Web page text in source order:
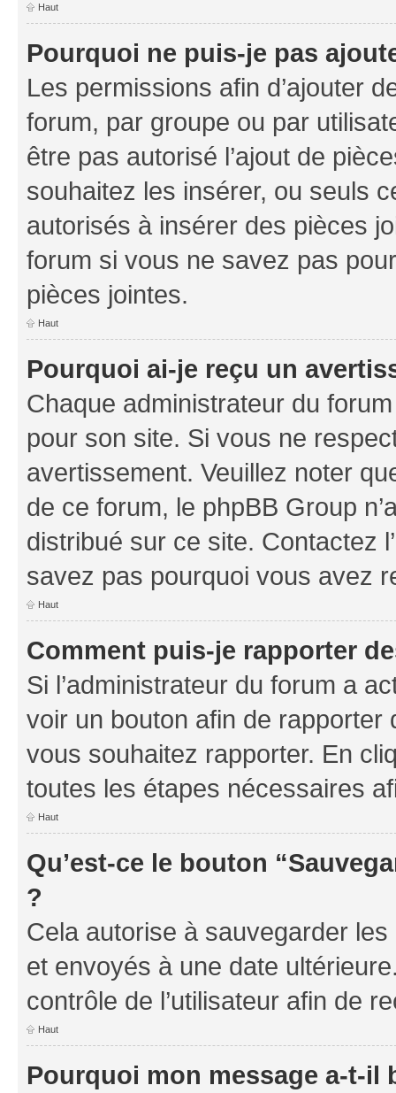
Haut
Pourquoi ne puis-je pas
Les permissions afin d’ajouter
forum, par groupe ou par
être pas autorisé l’ajout de
souhaitez les insérer, ou seuls
autorisés à insérer des pièces
forum si vous ne savez pas
pièces jointes.
Haut
Pourquoi ai-je reçu un
Chaque administrateur du
pour son site. Si vous ne
avertissement. Veuillez noter
de ce forum, le phpBB Group
distribué sur ce site. Contactez
savez pas pourquoi vous avez
Haut
Comment puis-je rapporter
Si l’administrateur du forum a
voir un bouton afin de
vous souhaitez rapporter. En
toutes les étapes nécessaires
Haut
Qu’est-ce le bouton
?
Cela autorise à sauvegarder
et envoyés à une date
contrôle de l’utilisateur afin de
Haut
Pourquoi mon message a-t-il